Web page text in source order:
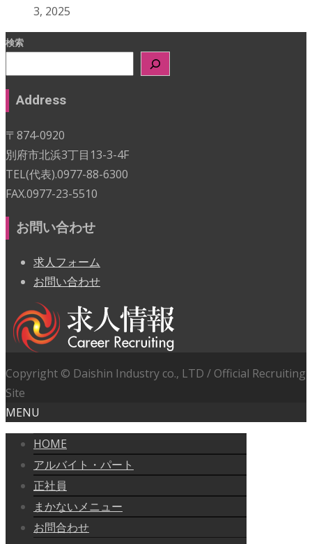
3, 2025
検索
Address
〒874-0920
別府市北浜3丁目13-3-4F
TEL(代表).0977-88-6300
FAX.0977-23-5510
お問い合わせ
求人フォーム
お問い合わせ
Copyright © Daishin Industry co., LTD / Official Recruiting
Site
MENU
HOME
アルバイト・パート
正社員
まかないメニュー
お問合わせ